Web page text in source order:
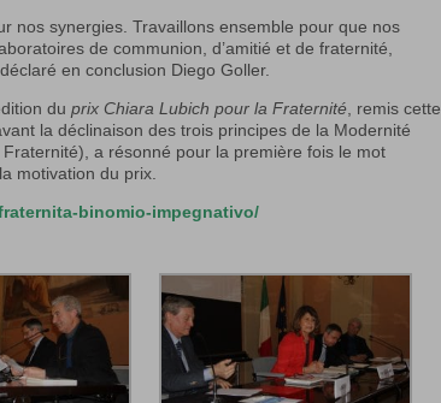
nos synergies. Travaillons ensemble pour que nos
de communion, d’amitié et de fraternité,
en conclusion Diego Goller.
duprix Chiara Lubich pour la Fraternité, remis cette
la déclinaison des trois principes de la Modernité
a résonné pour la première fois le mot
motivation du prix.
binomio-impegnativo/